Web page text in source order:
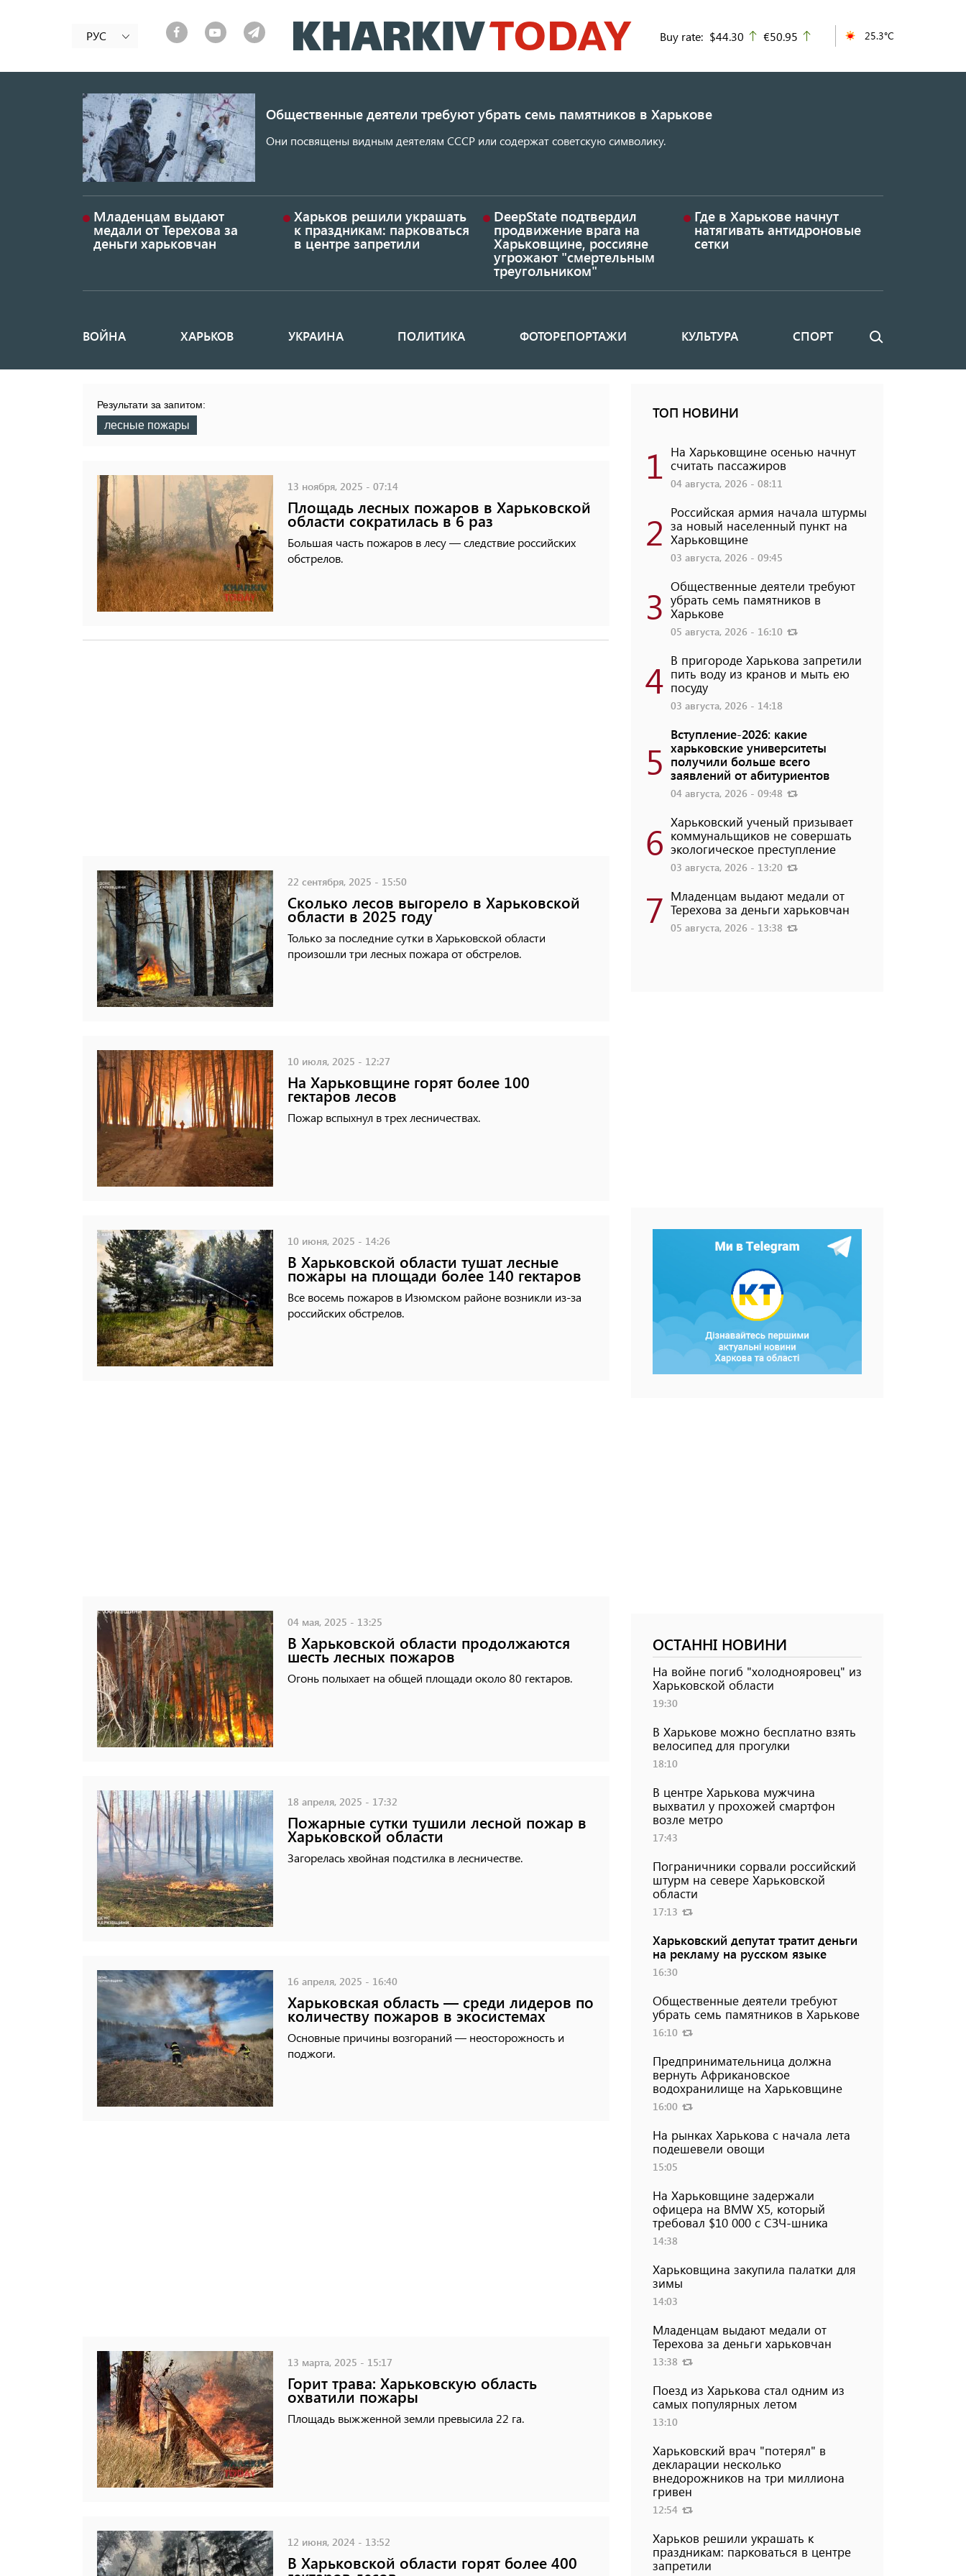
к
основному
РУС Buy rate: $44.30 up
€50.95 25.3°C
Общественные деятели требуют убрать семь памятников в Харькове
Они посвящены видным деятелям СССР или содержат советскую символику.
Младенцам выдают
медали от Терехова за
деньги харьковчан
Харьков решили украшать
к праздникам: парковаться
в центре запретили
DeepState подтвердил
продвижение врага на
Харьковщине, россияне
угрожают "смертельным
треугольником"
Где в Харькове начнут
натягивать антидроновые
сетки
Основная
ВОЙНА ХАРЬКОВ УКРАИНА ПОЛИТИКА ФОТОРЕПОРТАЖИ КУЛЬТУРА СПОРТ Поиск
Результати за запитом:
лесные пожары
13 ноября, 2025 - 07:14
Площадь лесных пожаров в Харьковской
области сократилась в 6 раз
Большая часть пожаров в лесу — следствие российских
обстрелов.
22 сентября, 2025 - 15:50
Сколько лесов выгорело в Харьковской
области в 2025 году
Только за последние сутки в Харьковской области
произошли три лесных пожара от обстрелов.
10 июля, 2025 - 12:27
На Харьковщине горят более 100
гектаров лесов
Пожар вспыхнул в трех лесничествах.
10 июня, 2025 - 14:26
В Харьковской области тушат лесные
пожары на площади более 140 гектаров
Все восемь пожаров в Изюмском районе возникли из-за
российских обстрелов.
04 мая, 2025 - 13:25
В Харьковской области продолжаются
шесть лесных пожаров
Огонь полыхает на общей площади около 80 гектаров.
18 апреля, 2025 - 17:32
Пожарные сутки тушили лесной пожар в
Харьковской области
Загорелась хвойная подстилка в лесничестве.
16 апреля, 2025 - 16:40
Харьковская область — среди лидеров по
количеству пожаров в экосистемах
Основные причины возгораний — неосторожность и
поджоги.
13 марта, 2025 - 15:17
Горит трава: Харьковскую область
охватили пожары
Площадь выжженной земли превысила 22 га.
12 июня, 2024 - 13:52
В Харьковской области горят более 400
ТОП НОВИНИ
1 На Харьковщине осенью начнут
считать пассажиров
04 августа, 2026 - 08:11
2 Российская армия начала штурмы
за новый населенный пункт на
Харьковщине
03 августа, 2026 - 09:45
3 Общественные деятели требуют
убрать семь памятников в
Харькове
05 августа, 2026 - 16:10
4 В пригороде Харькова запретили
пить воду из кранов и мыть ею
посуду
03 августа, 2026 - 14:18
5
Вступление-2026: какие
харьковские университеты
получили больше всего
заявлений от абитуриентов
04 августа, 2026 - 09:48
6 Харьковский ученый призывает
коммунальщиков не совершать
экологическое преступление
03 августа, 2026 - 13:20
7 Младенцам выдают медали от
Терехова за деньги харьковчан
05 августа, 2026 - 13:38
ОСТАННІ НОВИНИ
На войне погиб "холоднояровец" из
Харьковской области
19:30
В Харькове можно бесплатно взять
велосипед для прогулки
18:10
В центре Харькова мужчина
выхватил у прохожей смартфон
возле метро
17:43
Пограничники сорвали российский
штурм на севере Харьковской
области
17:13
Харьковский депутат тратит деньги
на рекламу на русском языке
16:30
Общественные деятели требуют
убрать семь памятников в Харькове
16:10
Предпринимательница должна
вернуть Африкановское
водохранилище на Харьковщине
16:00
На рынках Харькова с начала лета
подешевели овощи
15:05
На Харьковщине задержали
офицера на BMW Х5, который
требовал $10 000 с СЗЧ-шника
14:38
Харьковщина закупила палатки для
зимы
14:03
Младенцам выдают медали от
Терехова за деньги харьковчан
13:38
Поезд из Харькова стал одним из
самых популярных летом
13:10
Харьковский врач "потерял" в
декларации несколько
внедорожников на три миллиона
гривен
12:54
Харьков решили украшать к
праздникам: парковаться в центре
запретили